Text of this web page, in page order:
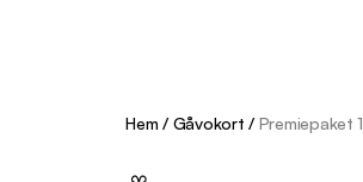
Hem / Gåvokort / Premiepaket 1